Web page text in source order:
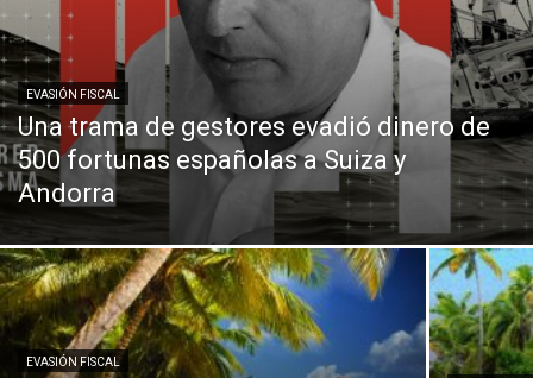
EVASIÓN FISCAL
Una trama de gestores evadió dinero de
500 fortunas españolas a Suiza y
Andorra
EVASIÓN FISCAL